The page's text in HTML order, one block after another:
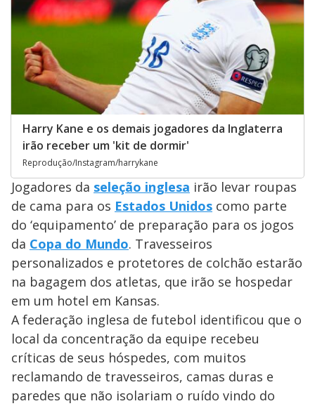
Harry Kane e os demais jogadores da Inglaterra
irão receber um 'kit de dormir'
Reprodução/Instagram/harrykane
Jogadores da seleção inglesa irão levar roupas
de cama para os Estados Unidos como parte
do ‘equipamento’ de preparação para os jogos
da Copa do Mundo. Travesseiros
personalizados e protetores de colchão estarão
na bagagem dos atletas, que irão se hospedar
em um hotel em Kansas.
A federação inglesa de futebol identificou que o
local da concentração da equipe recebeu
críticas de seus hóspedes, com muitos
reclamando de travesseiros, camas duras e
paredes que não isolariam o ruído vindo do